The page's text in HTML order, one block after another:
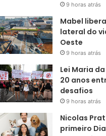
9 horas atrás
Mabel
lateral do
Oeste
9 horas atrás
Lei Maria
20 anos
desafios
9 horas atrás
Nicolas
primeiro